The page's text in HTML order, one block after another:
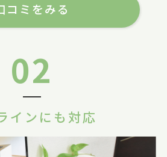
コミをみる
02
インにも対応